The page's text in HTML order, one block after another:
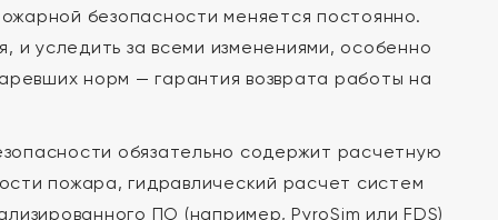
безопасности меняется постоянно.
уследить за всеми изменениями, особенно
норм — гарантия возврата работы на
обязательно содержит расчетную
пожара, гидравлический расчет систем
ПО (например, PyroSim или FDS)